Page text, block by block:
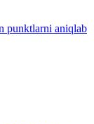
punktlarni aniqlab